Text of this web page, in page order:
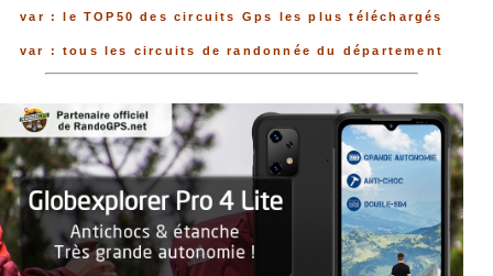
var : le TOP50 des circuits Gps les plus téléchargés
var : tous les circuits de randonnée du département